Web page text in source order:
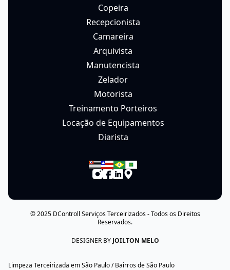
Copeira
Recepcionista
Camareira
Arquivista
Manutencista
Zelador
Motorista
Treinamento Porteiros
Locação de Equipamentos
Diarista
© 2025 DControll Serviços Terceirizados- Todos os Direitos
Reservados.
DESIGNER BY JOILTON MELO
Limpeza Terceirizada em São Paulo / Bairros de São Paulo